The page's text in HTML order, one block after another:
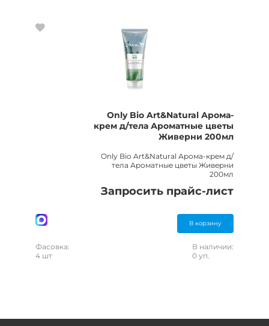
Only Bio Art&Natural Арома-
крем д/тела Ароматные цветы
Живерни 200мл
Only Bio Art&Natural Арома-крем д/
тела Ароматные цветы Живерни
200мл
Запросить прайс-лист
В корзину
Фасовка:
4 шт
В наличии:
0 уп.